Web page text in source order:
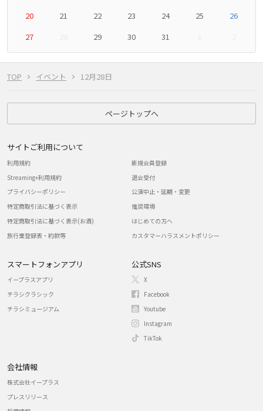
TOP イベント 12月28日
20
21 22 23 24 25
26
27
29 30 31
ページトップへ
サイトご利用について
利用規約
Streaming+利用規約
プライバシーポリシー
特定商取引法に基づく表示
特定商取引法に基づく表示(お酒)
旅行業登録表・約款等
新規会員登録
退会受付
公演中止・延期・変更
推奨環境
はじめての方へ
カスタマーハラスメントポリシー
スマートフォンアプリ
イープラスアプリ
チラシクラシック
チラシミュージアム
公式SNS
X
Facebook
Youtube
Instagram
TikTok
会社情報
株式会社イープラス
プレスリリース